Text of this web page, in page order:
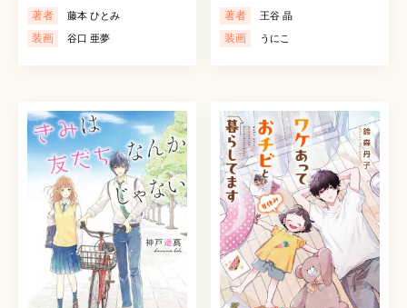
著者 藤本 ひとみ
装画 谷口 亜夢
著者 王谷 晶
装画 うにこ